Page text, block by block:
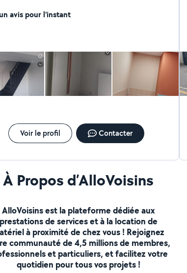
avis pour l'instant
Voir le profil Contacter
À Propos d’AlloVoisins
AlloVoisins est la plateforme dédiée aux
prestations de services et à la location de
à proximité de chez vous ! Rejoignez
communauté de 4,5 millions de membres,
et particuliers, et facilitez votre
quotidien pour tous vos projets !